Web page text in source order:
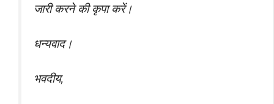
जारी करने की कृपा करें।
धन्यवाद।
भवदीय,